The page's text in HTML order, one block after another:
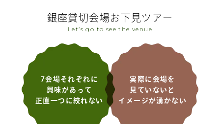
銀座貸切会場お下見ツアー
Let’s go to see the venue
7会場それぞれに
興味があって
正直一つに絞れない
実際に会場を
見ていないと
イメージが湧かない